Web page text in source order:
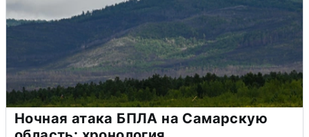
Ночная атака БПЛА на Самарскую